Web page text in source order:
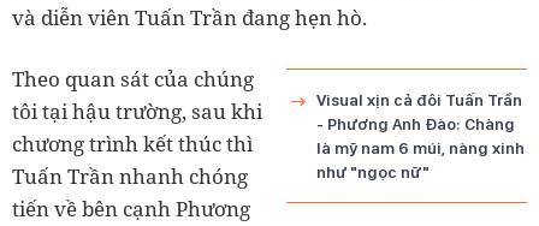
và diễn viên Tuấn Trần đang hẹn hò.
Visual xịn cả đôi Tuấn Trần
- Phương Anh Đào: Chàng
là mỹ nam 6 múi, nàng xinh
như "ngọc nữ"
Theo quan sát của chúng
tôi tại hậu trường, sau khi
chương trình kết thúc thì
Tuấn Trần nhanh chóng
tiến về bên cạnh Phương